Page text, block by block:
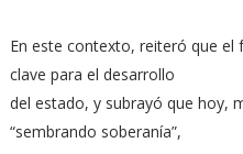
En este contexto, reiteró que
clave para el desarrollo
del estado, y subrayó que hoy,
“sembrando soberanía”,